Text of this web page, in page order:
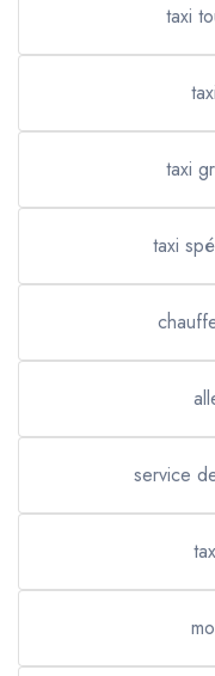
taxi
taxi
taxi
service